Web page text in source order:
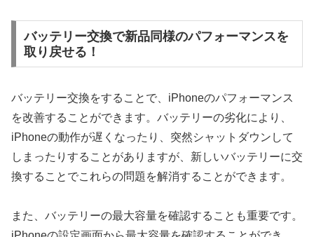
バッテリー交換で新品同様のパフォーマンスを
取り戻せる！
バッテリー交換をすることで、iPhoneのパフォーマンス
を改善することができます。バッテリーの劣化により、
iPhoneの動作が遅くなったり、突然シャットダウンして
しまったりすることがありますが、新しいバッテリーに交
換することでこれらの問題を解消することができます。
また、バッテリーの最大容量を確認することも重要です。